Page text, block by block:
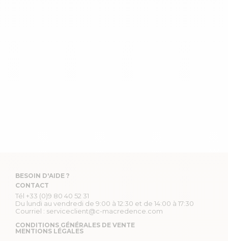
BESOIN D'AIDE ?
CONTACT
Tél +33 (0)9 80 40 52 31
Du lundi au vendredi de 9:00 à 12:30 et de 14:00 à 17:30
Courriel : serviceclient@c-macredence.com
CONDITIONS GÉNÉRALES DE VENTE
MENTIONS LÉGALES